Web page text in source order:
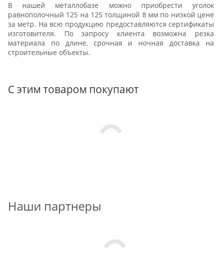
В нашей металлобазе можно приобрести уголок
равнополочный 125 на 125 толщиной 8 мм по низкой цене
за метр. На всю продукцию предоставляются сертификаты
изготовителя. По запросу клиента возможна резка
материала по длине, срочная и ночная доставка на
строительные объекты.
С этим товаром покупают
Наши партнеры